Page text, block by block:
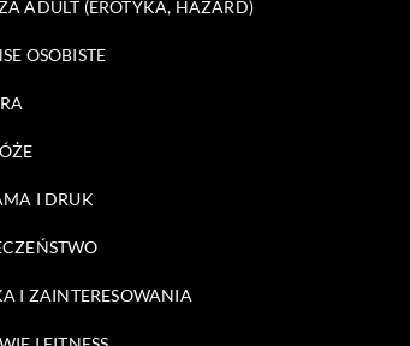
ADULT (EROTYKA, HAZARD)
OSOBISTE
I DRUK
I ZAINTERESOWANIA